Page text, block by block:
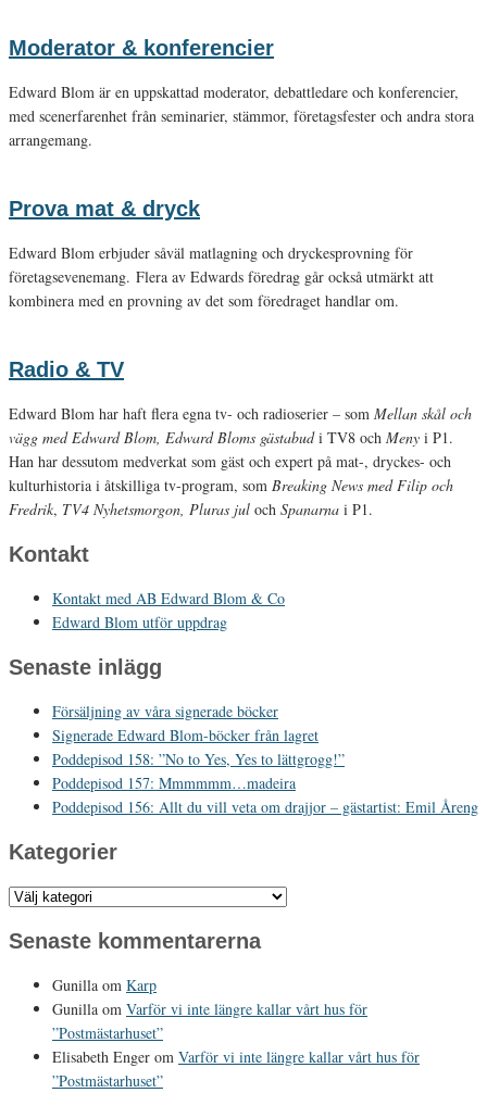
Moderator & konferencier
Edward Blom är en uppskattad moderator, debattledare och konferencier,
med scenerfarenhet från seminarier, stämmor, företagsfester och andra stora
arrangemang.
Prova mat & dryck
Edward Blom erbjuder såväl matlagning och dryckesprovning för
företagsevenemang. Flera av Edwards föredrag går också utmärkt att
kombinera med en provning av det som föredraget handlar om.
Radio & TV
Edward Blom har haft flera egna tv- och radioserier – som Mellan skål och
vägg med Edward Blom, Edward Bloms gästabudi TV8 och Meny i P1.
Han har dessutom medverkat som gäst och expert på mat-, dryckes- och
kulturhistoria i åtskilliga tv-program, som Breaking News med Filip och
Fredrik, TV4 Nyhetsmorgon, Pluras jul och Spanarna i P1.
Kontakt
Kontakt med AB Edward Blom & Co
Edward Blom utför uppdrag
Senaste inlägg
Försäljning av våra signerade böcker
Signerade Edward Blom-böcker från lagret
Poddepisod 158: ”No to Yes, Yes to lättgrogg!”
Poddepisod 157: Mmmmmm…madeira
Poddepisod 156: Allt du vill veta om drajjor – gästartist: Emil Åreng
Kategorier
Kategorier
Senaste kommentarerna
Gunilla om Karp
Gunilla om Varför vi inte längre kallar vårt hus för
”Postmästarhuset”
Elisabeth Enger om Varför vi inte längre kallar vårt hus för
”Postmästarhuset”